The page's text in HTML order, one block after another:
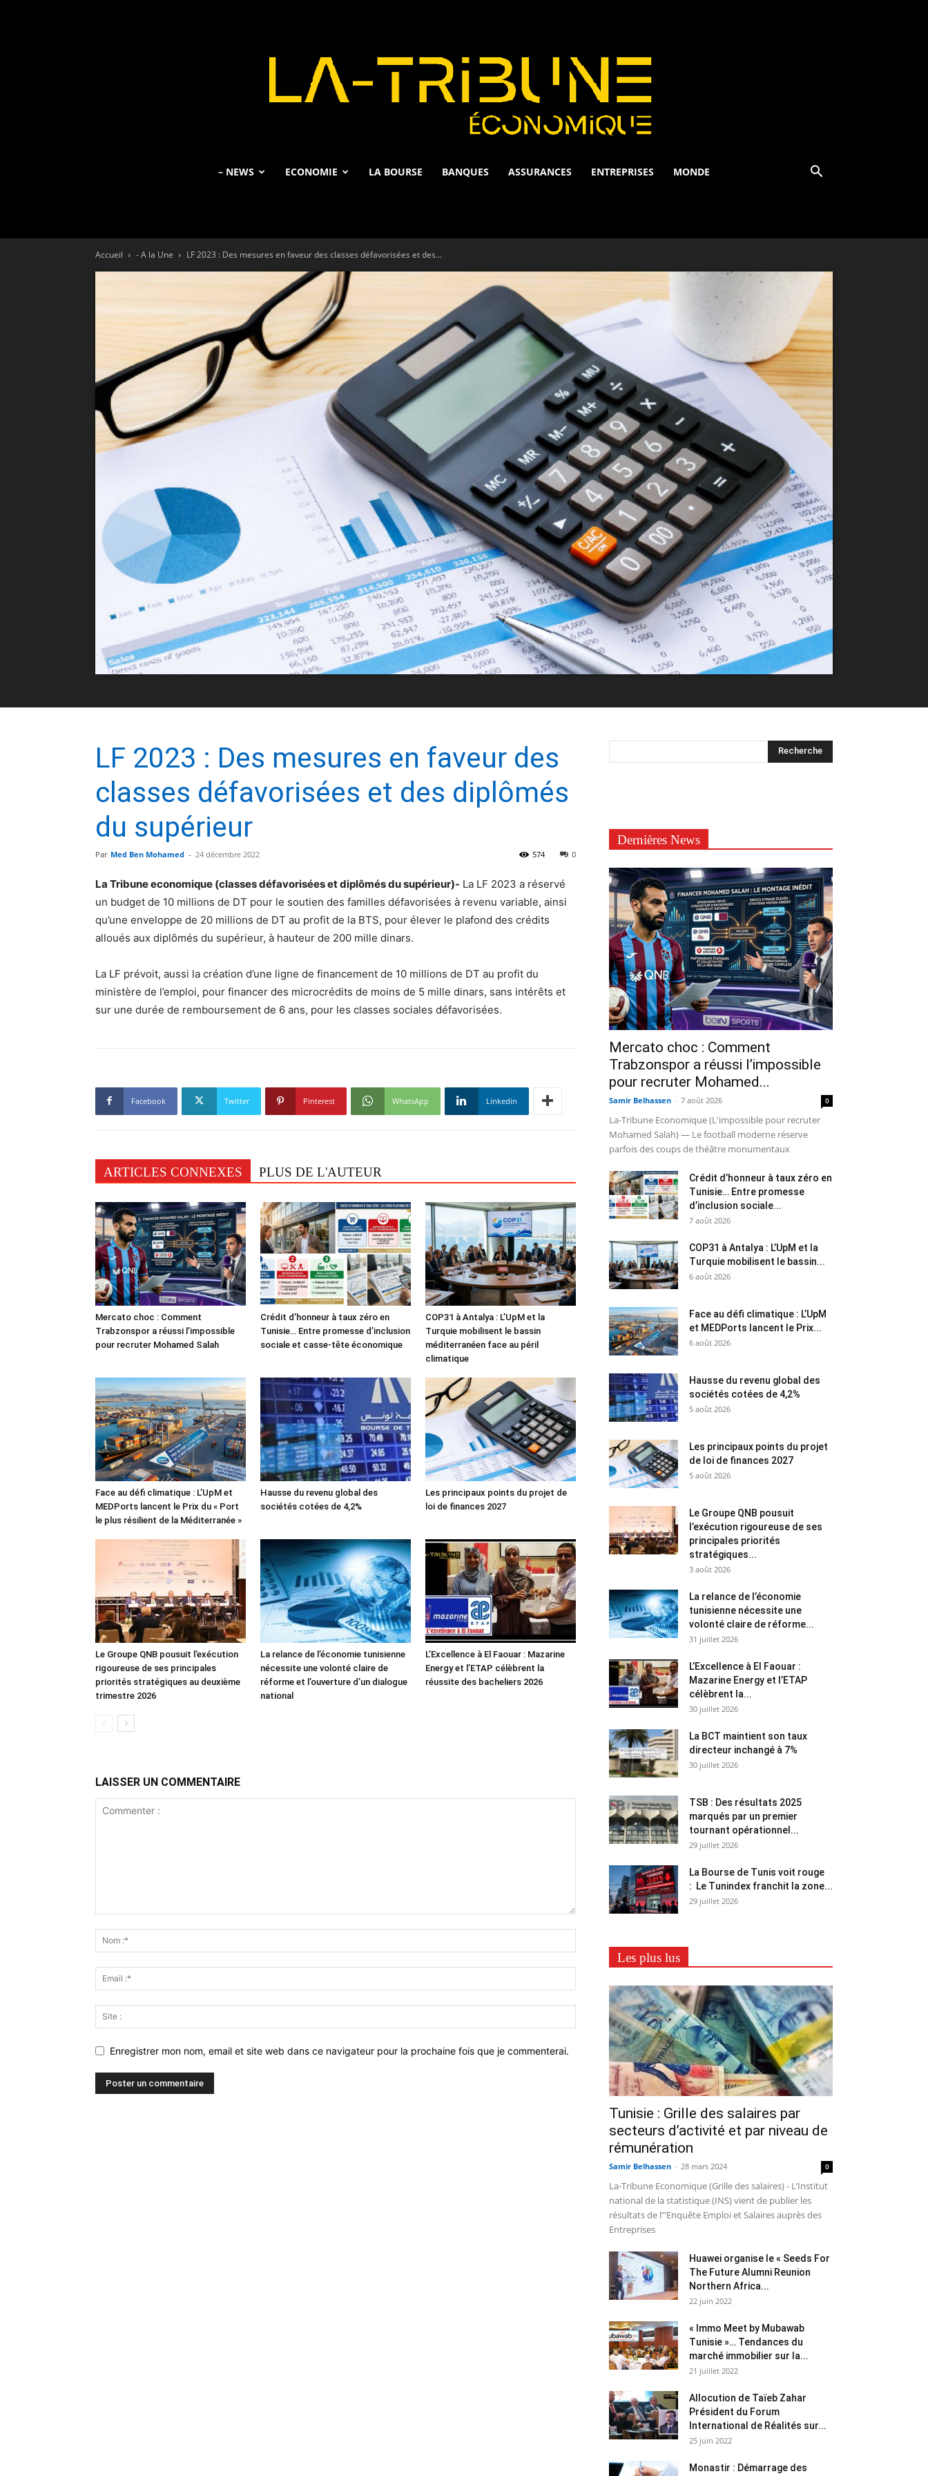
Tribune
– NEWS ECONOMIE LA BOURSE BANQUES ASSURANCES ENTREPRISES MONDE
Accueil - A la Une LF 2023 : Des mesures en faveur des classes défavorisées et des...
LF 2023 : Des mesures en faveur des
classes défavorisées et des diplômés
du supérieur
Par Med Ben Mohamed - 24 décembre 2022 0
574
La Tribune economique (classes défavorisées et diplômés du supérieur)- La LF 2023 a réservé
un budget de 10 millions de DT pour le soutien des familles défavorisées à revenu variable, ainsi
qu’une enveloppe de 20 millions de DT au profit de la BTS, pour élever le plafond des crédits
alloués aux diplômés du supérieur, à hauteur de 200 mille dinars.
La LF prévoit, aussi la création d’une ligne de financement de 10 millions de DT au profit du
ministère de l’emploi, pour financer des microcrédits de moins de 5 mille dinars, sans intérêts et
sur une durée de remboursement de 6 ans, pour les classes sociales défavorisées.
Facebook Twitter Pinterest WhatsApp Linkedin
ARTICLES CONNEXES PLUS DE L'AUTEUR
Mercato choc : Comment
Trabzonspor a réussi l’impossible
pour recruter Mohamed Salah
Crédit d’honneur à taux zéro en
Tunisie… Entre promesse d’inclusion
sociale et casse-tête économique
COP31 à Antalya : L’UpM et la
Turquie mobilisent le bassin
méditerranéen face au péril
climatique
Face au défi climatique : L’UpM et
MEDPorts lancent le Prix du « Port
le plus résilient de la Méditerranée »
Hausse du revenu global des
sociétés cotées de 4,2%
Les principaux points du projet de
loi de finances 2027
Le Groupe QNB pousuit l’exécution
rigoureuse de ses principales
priorités stratégiques au deuxième
trimestre 2026
La relance de l’économie tunisienne
nécessite une volonté claire de
réforme et l’ouverture d’un dialogue
national
L’Excellence à El Faouar : Mazarine
Energy et l’ETAP célèbrent la
réussite des bacheliers 2026
LAISSER UN COMMENTAIRE
Enregistrer mon nom, email et site web dans ce navigateur pour la prochaine fois que je commenterai.
Dernières News
Mercato choc : Comment
Trabzonspor a réussi l’impossible
pour recruter Mohamed...
Samir Belhassen - 7 août 2026 0
La-Tribune Economique (L'impossible pour recruter
Mohamed Salah) — Le football moderne réserve
parfois des coups de théâtre monumentaux
Crédit d’honneur à taux zéro en
Tunisie… Entre promesse
d’inclusion sociale...
7 août 2026
COP31 à Antalya : L’UpM et la
Turquie mobilisent le bassin...
6 août 2026
Face au défi climatique : L’UpM
et MEDPorts lancent le Prix...
6 août 2026
Hausse du revenu global des
sociétés cotées de 4,2%
5 août 2026
Les principaux points du projet
de loi de finances 2027
5 août 2026
Le Groupe QNB pousuit
l’exécution rigoureuse de ses
principales priorités
stratégiques...
3 août 2026
La relance de l’économie
tunisienne nécessite une
volonté claire de réforme...
31 juillet 2026
L’Excellence à El Faouar :
Mazarine Energy et l’ETAP
célèbrent la...
30 juillet 2026
La BCT maintient son taux
directeur inchangé à 7%
30 juillet 2026
TSB : Des résultats 2025
marqués par un premier
tournant opérationnel...
29 juillet 2026
La Bourse de Tunis voit rouge
: Le Tunindex franchit la zone...
29 juillet 2026
Les plus lus
Tunisie : Grille des salaires par
secteurs d’activité et par niveau de
rémunération
Samir Belhassen - 28 mars 2024 0
La-Tribune Economique (Grille des salaires) - L’Institut
national de la statistique (INS) vient de publier les
résultats de l’"Enquête Emploi et Salaires auprès des
Entreprises
Huawei organise le « Seeds For
The Future Alumni Reunion
Northern Africa...
22 juin 2022
« Immo Meet by Mubawab
Tunisie »… Tendances du
marché immobilier sur la...
21 juillet 2022
Allocution de Taïeb Zahar
Président du Forum
International de Réalités sur...
25 juin 2022
Monastir : Démarrage des